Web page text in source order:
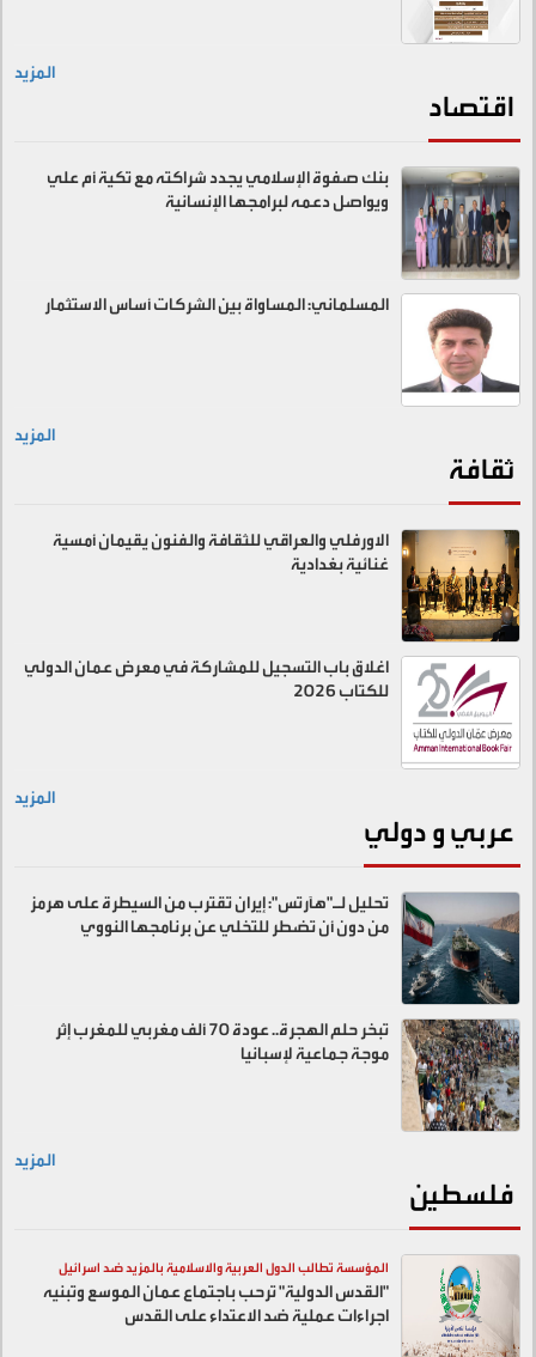
المزيد
اقتصاد
بنك صفوة الإسلامي يجدد شراكته مع تكية أم علي
ويواصل دعمه لبرامجها الإنسانية
المسلماني: المساواة بين الشركات أساس الاستثمار
المزيد
ثقافة
الاورفلي والعراقي للثقافة والفنون يقيمان أمسية
غنائية بغدادية
اغلاق باب التسجيل للمشاركة في معرض عمان الدولي
للكتاب 2026
المزيد
عربي و دولي
تحليل لـ"هآرتس": إيران تقترب من السيطرة على هرمز
من دون أن تضطر للتخلي عن برنامجها النووي
تبخر حلم الهجرة.. عودة 70 ألف مغربي للمغرب إثر
موجة جماعية لإسبانيا
المزيد
فلسطين
المؤسسة تطالب الدول العربية والاسلامية بالمزيد ضد اسرائيل
"القدس الدولية" ترحب باجتماع عمان الموسع وتبنيه
اجراءات عملية ضد الاعتداء على القدس